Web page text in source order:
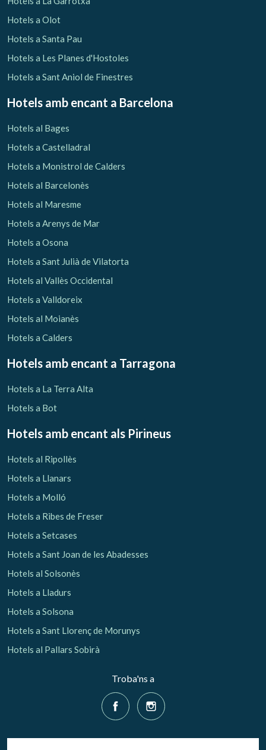
Gestionar la meva reserva
Verificar localitzador
Hotels a Olot
Hotels a Santa Pau
Hotels a Les Planes d'Hostoles
Hotels a Sant Aniol de Finestres
Hotels amb encant a Barcelona
Hotels al Bages
Hotels a Castelladral
Hotels a Monistrol de Calders
Hotels al Barcelonès
Hotels al Maresme
Hotels a Arenys de Mar
Hotels a Osona
Hotels a Sant Julià de Vilatorta
Hotels al Vallès Occidental
Hotels a Valldoreix
Hotels al Moianès
Hotels a Calders
Hotels amb encant a Tarragona
Hotels a La Terra Alta
Hotels a Bot
Hotels amb encant als Pirineus
Hotels al Ripollès
Hotels a Llanars
Hotels a Molló
Hotels a Ribes de Freser
Hotels a Setcases
Hotels a Sant Joan de les Abadesses
Hotels al Solsonès
Hotels a Lladurs
Hotels a Solsona
Hotels a Sant Llorenç de Morunys
Hotels al Pallars Sobirà
Troba'ns a